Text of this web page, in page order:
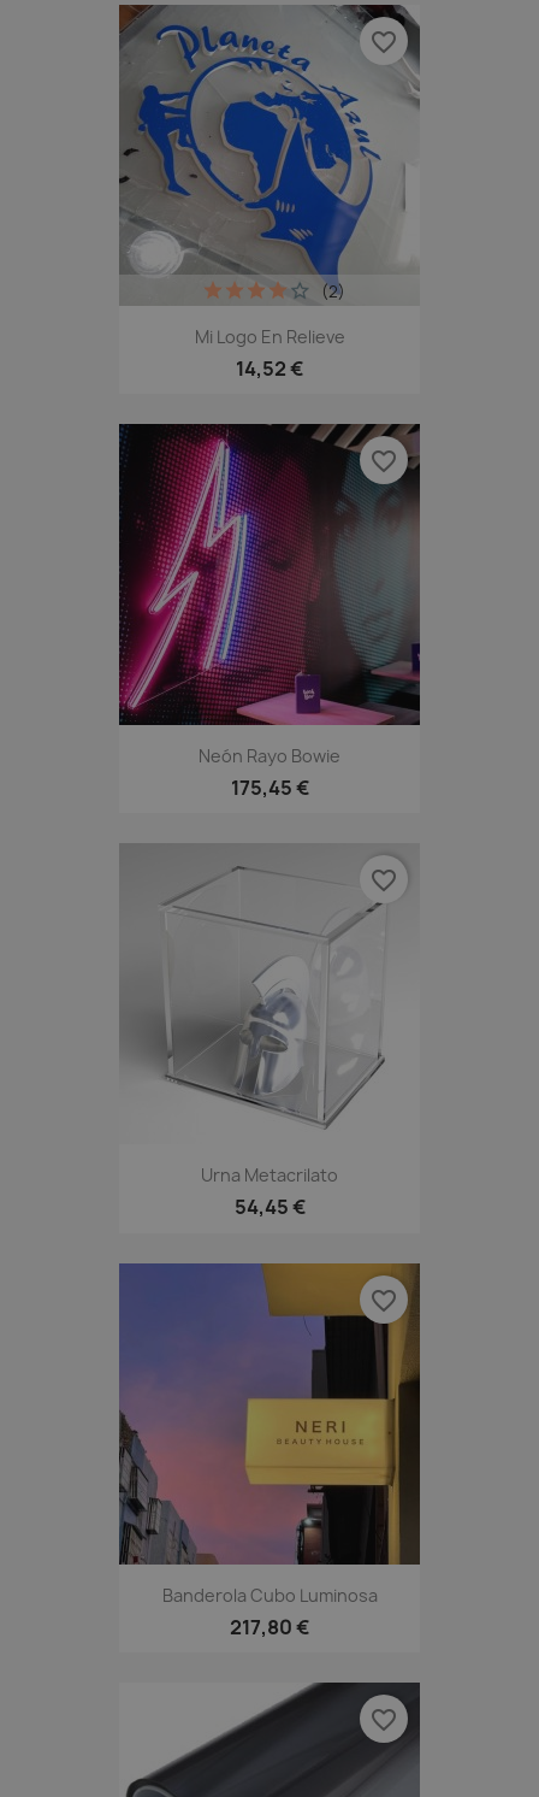
Mi Logo En Relieve
14,52 €
(2)
favorite_border
Neón Rayo Bowie
175,45 €
favorite_border
Urna Metacrilato
54,45 €
favorite_border
Banderola Cubo Luminosa
217,80 €
favorite_border
favorite_border